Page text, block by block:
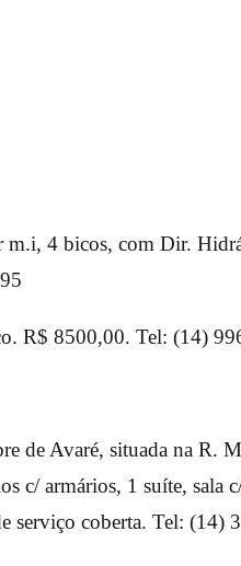
4 bicos, com Dir.
R$ 8500,00. Tel: (14)
de Avaré, situada na R.
c/ armários, 1 suíte, sala
serviço coberta. Tel: (14)